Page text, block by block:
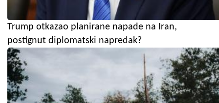
Trump otkazao planirane napade na Iran,
postignut diplomatski napredak?